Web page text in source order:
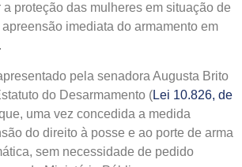
a proteção das mulheres em situação de
imediata do armamento em
pela senadora Augusta Brito
do Desarmamento (Lei 10.826, de
uma vez concedida a medida
do direito à posse e ao porte de arma
sem necessidade de pedido